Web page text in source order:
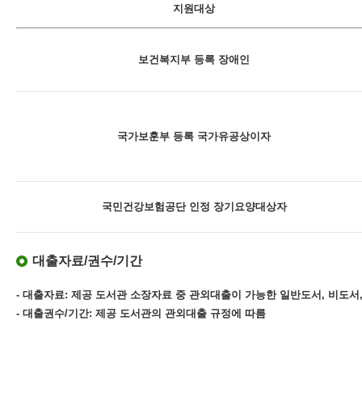
지원대상
보건복지부 등록 장애인
국가보훈부 등록 국가유공상이자
국민건강보험공단 인정 장기요양대상자
대출자료/권수/기간
- 대출자료: 제공 도서관 소장자료 중 관외대출이 가능한 일반도서, 비도
- 대출권수/기간: 제공 도서관의 관외대출 규정에 따름